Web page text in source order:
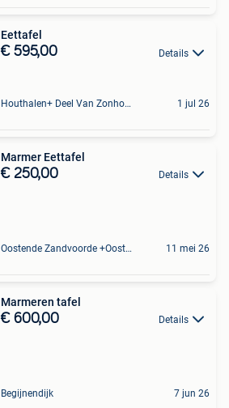
Eettafel
€ 595,00 Details
Houthalen+ Deel Van Zonhoven En Zolder 1 jul 26
Marmer Eettafel
€ 250,00 Details
Oostende Zandvoorde +Oostende 11 mei 26
Marmeren tafel
€ 600,00 Details
Begijnendijk 7 jun 26